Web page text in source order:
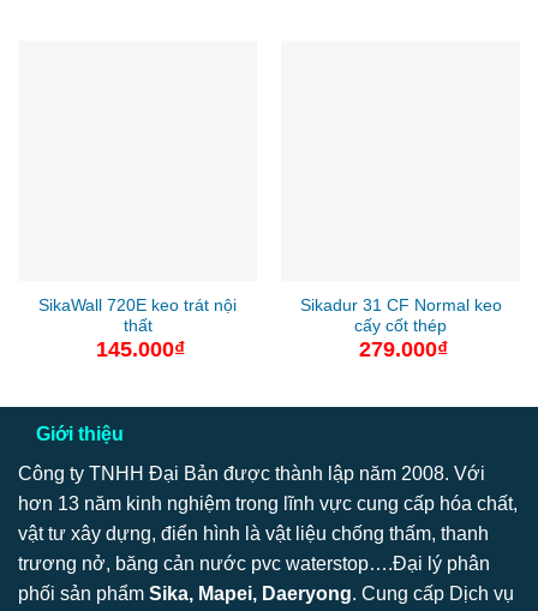
SikaWall 720E keo trát nội
thất
145.000₫
Sikadur 31 CF Normal keo
cấy cốt thép
279.000₫
Giới thiệu
Công ty TNHH Đại Bản được thành lập năm 2008. Với
hơn 13 năm kinh nghiệm trong lĩnh vực cung cấp hóa chất,
vật tư xây dựng, điển hình là vật liệu chống thấm, thanh
trương nở, băng cản nước pvc waterstop….Đại lý phân
phối sản phẩm Sika, Mapei, Daeryong. Cung cấp Dịch vụ